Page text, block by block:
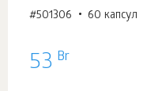
#501306 60 капсул
53 Br